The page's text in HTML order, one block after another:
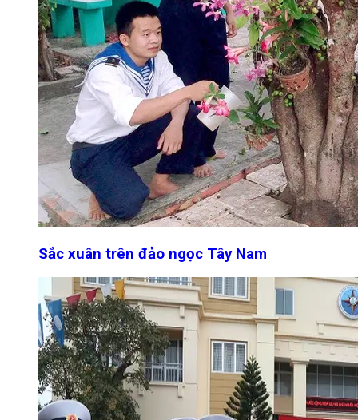
Sắc xuân trên đảo ngọc Tây Nam